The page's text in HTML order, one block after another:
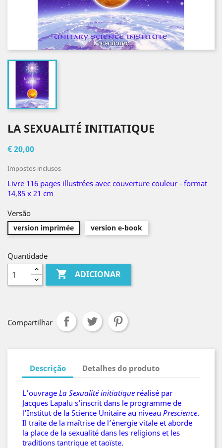
LA SEXUALITÉ INITIATIQUE
€ 20,00
Impostos inclusos
Livre 116 pages illustrées avec couverture couleur - format
14,85 x 21 cm
Versão
version imprimée version e-book
Quantidade
 ADICIONAR
Compartilhar
Descrição Detalhes do produto
L’ouvrage La Sexualité initiatique réalisé par
Jacques Lapalu s’inscrit dans le programme de
l’Institut de la Science Unitaire au niveau Prescience.
Il traite de la maîtrise de l’énergie vitale et aborde
la place de la sexualité dans les religions et les
traditions tantrique et taoïste.